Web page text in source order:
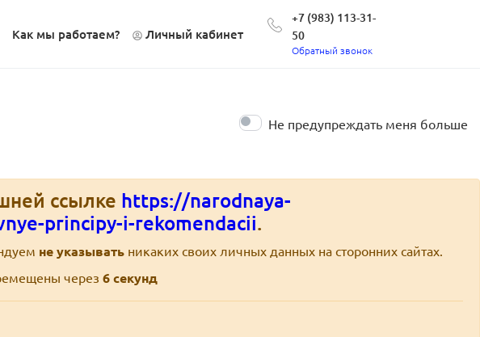
Как мы работаем? Личный кабинет
+7 (983) 113-31-
50
Обратный звонок
Не предупреждать меня больше
ссылке https://narodnaya-
principy-i-rekomendacii.
не указывать никаких своих личных данных на сторонних сайтах.
через 6секунд